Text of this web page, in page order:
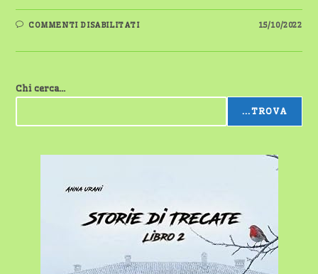
COMMENTI DISABILITATISU 15/10/2022
Chi cerca...
...TROVA